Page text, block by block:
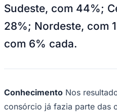
Palmeiras
Sudeste, com 44%;
28%; Nordeste, com
com 6% cada.
Conhecimento Nos
consórcio já fazia parte das